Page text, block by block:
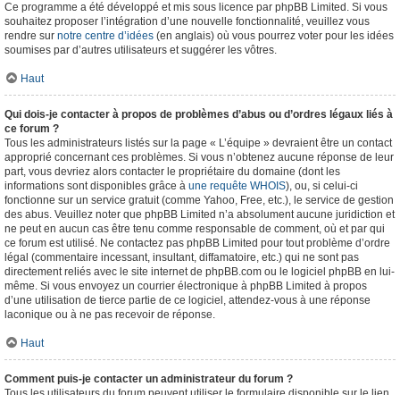
Ce programme a été développé et mis sous licence par phpBB Limited. Si vous
souhaitez proposer l’intégration d’une nouvelle fonctionnalité, veuillez vous
rendre sur notre centre d’idées (en anglais) où vous pourrez voter pour les idées
soumises par d’autres utilisateurs et suggérer les vôtres.
Haut
Qui dois-je contacter à propos de problèmes d’abus ou d’ordres légaux liés à
ce forum ?
Tous les administrateurs listés sur la page « L’équipe » devraient être un contact
approprié concernant ces problèmes. Si vous n’obtenez aucune réponse de leur
part, vous devriez alors contacter le propriétaire du domaine (dont les
informations sont disponibles grâce à une requête WHOIS), ou, si celui-ci
fonctionne sur un service gratuit (comme Yahoo, Free, etc.), le service de gestion
des abus. Veuillez noter que phpBB Limited n’a absolument aucune juridiction et
ne peut en aucun cas être tenu comme responsable de comment, où et par qui
ce forum est utilisé. Ne contactez pas phpBB Limited pour tout problème d’ordre
légal (commentaire incessant, insultant, diffamatoire, etc.) qui ne sont pas
directement reliés avec le site internet de phpBB.com ou le logiciel phpBB en lui-
même. Si vous envoyez un courrier électronique à phpBB Limited à propos
d’une utilisation de tierce partie de ce logiciel, attendez-vous à une réponse
laconique ou à ne pas recevoir de réponse.
Haut
Comment puis-je contacter un administrateur du forum ?